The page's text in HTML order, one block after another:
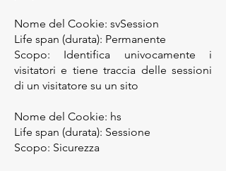
Nome del Cookie: svSession
Life span (durata): Permanente
Scopo: Identifica univocamente i
visitatori e tiene traccia delle sessioni
di un visitatore su un sito
Nome del Cookie: hs
Life span (durata): Sessione
Scopo: Sicurezza